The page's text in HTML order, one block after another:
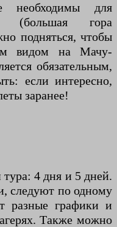
для
(большая гора
подняться, чтобы
видом на Мачу-
обязательным,
если интересно,
заранее!
4 дня и 5 дней.
следуют по одному
графики и
Также можно